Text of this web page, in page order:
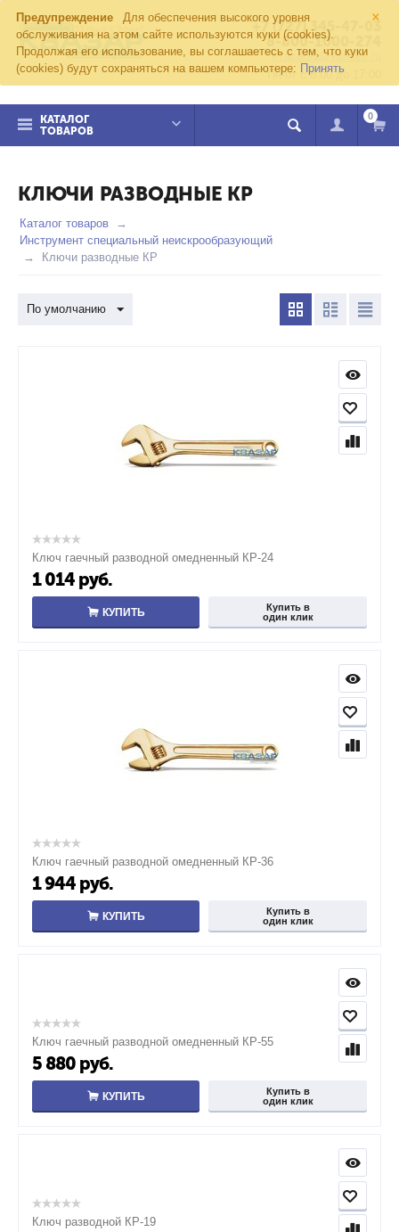
×
Предупреждение
Для обеспечения высокого уровня
обслуживания на этом сайте используются куки (cookies).
Продолжая его использование, вы соглашаетесь с тем, что куки
(cookies) будут сохраняться на вашем компьютере: Принять
+7 (727) 345-47-03
8-800-1000-274
kvazar91@yandex.ru
Пн-пт с 8:00 до 17:00
КАТАЛОГ
ТОВАРОВ
0
КЛЮЧИ РАЗВОДНЫЕ КР
Каталог товаров
Инструмент специальный неискрообразующий
Ключи разводные КР
По умолчанию
Ключ гаечный разводной омедненный КР-24
1 014 руб.
КУПИТЬ
Купить в
один клик
Ключ гаечный разводной омедненный КР-36
1 944 руб.
КУПИТЬ
Купить в
один клик
Ключ гаечный разводной омедненный КР-55
5 880 руб.
КУПИТЬ
Купить в
один клик
Ключ разводной КР-19